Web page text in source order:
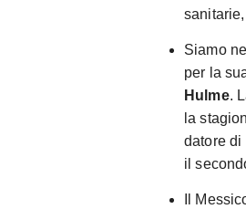
Siamo nel
per la
Hulme.
la
datore di
il
Il